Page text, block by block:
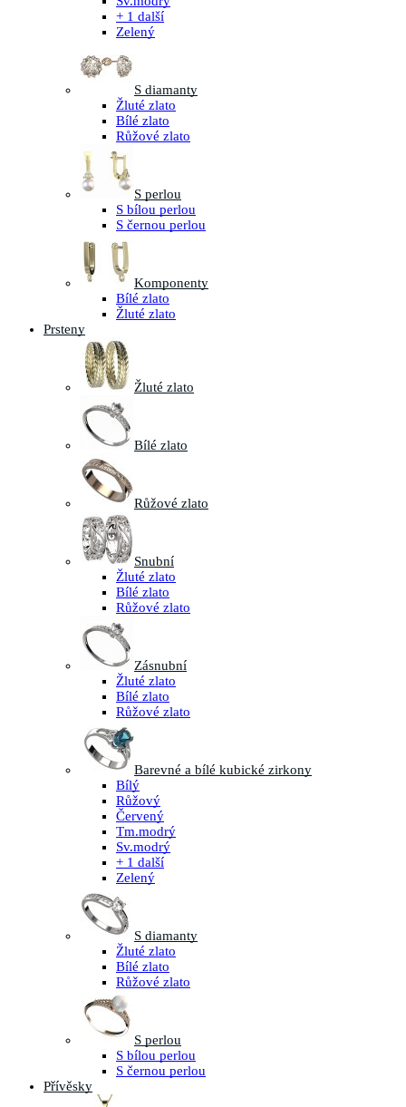
+ 1 další
Zelený
S diamanty
Žluté zlato
Bílé zlato
Růžové zlato
S perlou
S bílou perlou
S černou perlou
Komponenty
Bílé zlato
Žluté zlato
Prsteny
Žluté zlato
Bílé zlato
Růžové zlato
Snubní
Žluté zlato
Bílé zlato
Růžové zlato
Zásnubní
Žluté zlato
Bílé zlato
Růžové zlato
Barevné a bílé kubické zirkony
Bílý
Růžový
Červený
Tm.modrý
Sv.modrý
+ 1 další
Zelený
S diamanty
Žluté zlato
Bílé zlato
Růžové zlato
S perlou
S bílou perlou
S černou perlou
Přívěsky